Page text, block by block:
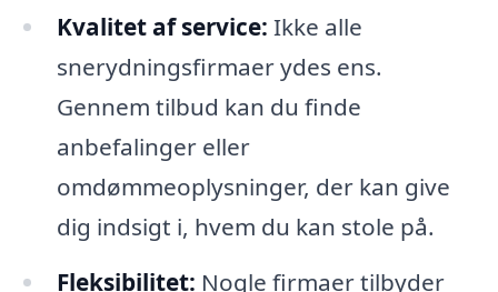
Kvalitet af service: Ikke alle
snerydningsfirmaer ydes ens.
Gennem tilbud kan du finde
anbefalinger eller
omdømmeoplysninger, der kan give
dig indsigt i, hvem du kan stole på.
Fleksibilitet: Nogle firmaer tilbyder